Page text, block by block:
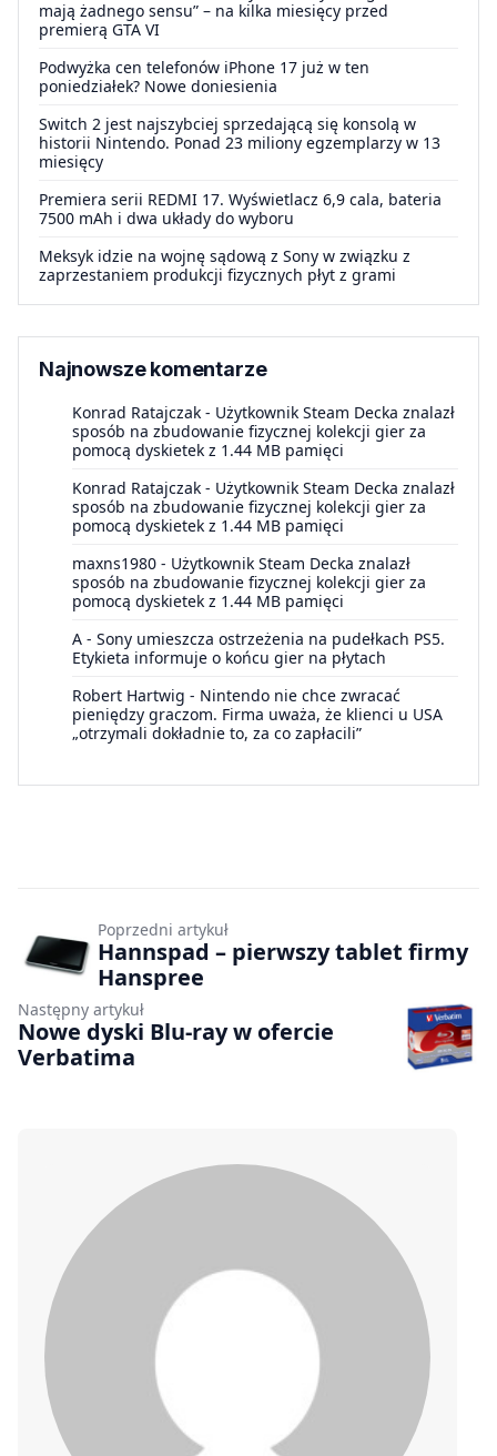
mają żadnego sensu” – na kilka miesięcy przed
premierą GTA VI
Podwyżka cen telefonów iPhone 17 już w ten
poniedziałek? Nowe doniesienia
Switch 2 jest najszybciej sprzedającą się konsolą w
historii Nintendo. Ponad 23 miliony egzemplarzy w 13
miesięcy
Premiera serii REDMI 17. Wyświetlacz 6,9 cala, bateria
7500 mAh i dwa układy do wyboru
Meksyk idzie na wojnę sądową z Sony w związku z
zaprzestaniem produkcji fizycznych płyt z grami
Najnowsze komentarze
Konrad Ratajczak - Użytkownik Steam Decka znalazł
sposób na zbudowanie fizycznej kolekcji gier za
pomocą dyskietek z 1.44 MB pamięci
Konrad Ratajczak - Użytkownik Steam Decka znalazł
sposób na zbudowanie fizycznej kolekcji gier za
pomocą dyskietek z 1.44 MB pamięci
maxns1980 - Użytkownik Steam Decka znalazł
sposób na zbudowanie fizycznej kolekcji gier za
pomocą dyskietek z 1.44 MB pamięci
A - Sony umieszcza ostrzeżenia na pudełkach PS5.
Etykieta informuje o końcu gier na płytach
Robert Hartwig - Nintendo nie chce zwracać
pieniędzy graczom. Firma uważa, że klienci u USA
„otrzymali dokładnie to, za co zapłacili”
Poprzedni artykuł
Hannspad – pierwszy tablet firmy
Hanspree
Następny artykuł
Nowe dyski Blu-ray w ofercie
Verbatima